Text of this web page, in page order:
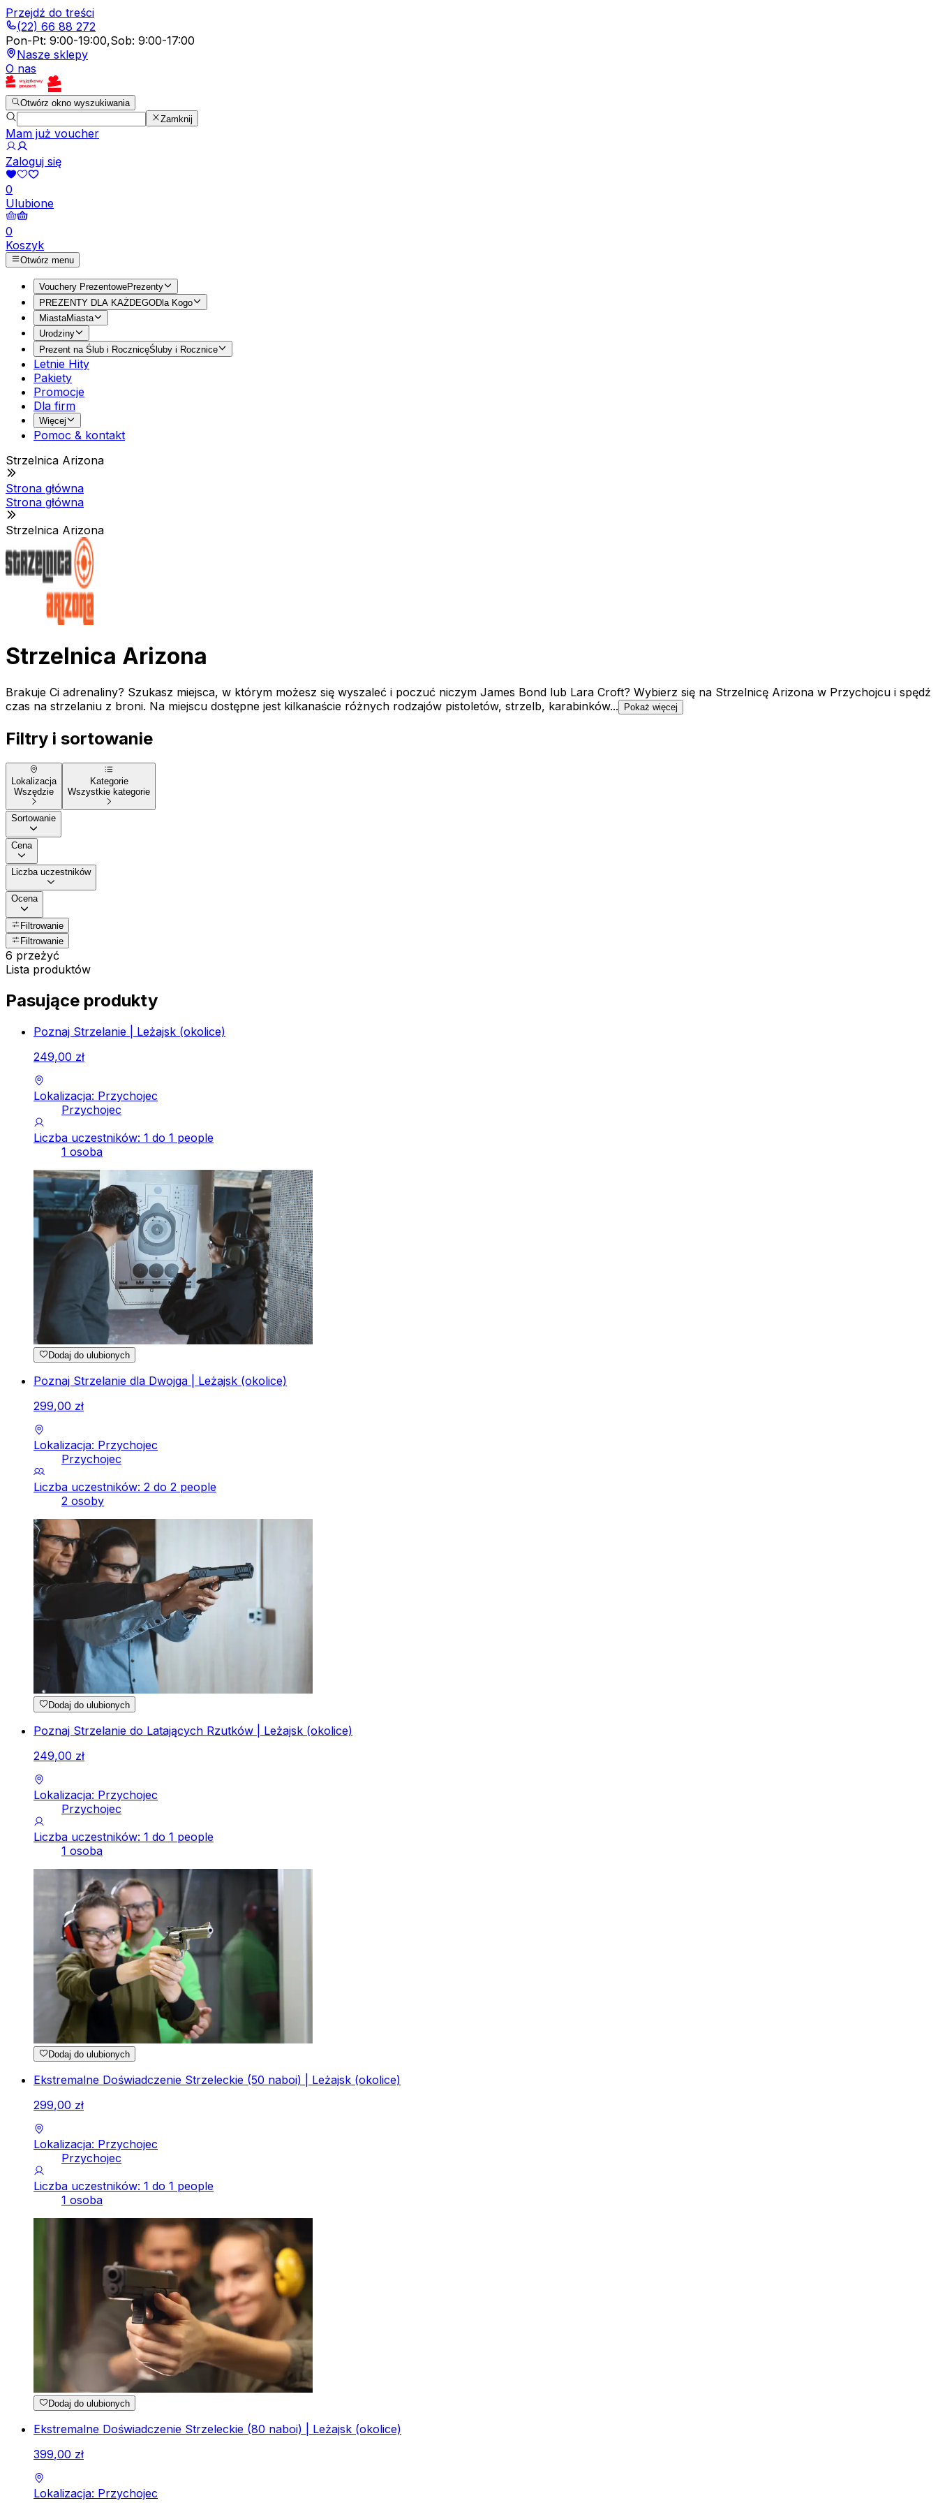
Przejdź do treści
(22) 66 88 272
Pon-Pt: 9:00-19:00,Sob: 9:00-17:00
Nasze sklepy
O nas
Otwórz okno wyszukiwania
Zamknij
Mam już voucher
Zaloguj się
0
Ulubione
0
Koszyk
Otwórz menu
Vouchery PrezentowePrezenty
PREZENTY DLA KAŻDEGODla Kogo
MiastaMiasta
Urodziny
Prezent na Ślub i RocznicęŚluby i Rocznice
Letnie Hity
Pakiety
Promocje
Dla firm
Więcej
Pomoc & kontakt
Strzelnica Arizona
Strona główna
Strona główna
Strzelnica Arizona
Strzelnica Arizona
Brakuje Ci adrenaliny? Szukasz miejsca, w którym możesz się wyszaleć i poczuć niczym James Bond lub Lara Croft? Wybierz się na Strzelnicę Arizona w Przychojcu i spędź
czas na strzelaniu z broni. Na miejscu dostępne jest kilkanaście różnych rodzajów pistoletów, strzelb, karabinków...
Pokaż więcej
Filtry i sortowanie
Lokalizacja
Wszędzie
Kategorie
Wszystkie kategorie
Sortowanie
Cena
Liczba uczestników
Ocena
Filtrowanie
Filtrowanie
6 przeżyć
Lista produktów
Pasujące produkty
Poznaj Strzelanie | Leżajsk (okolice)
249,00 zł
Lokalizacja: Przychojec
Przychojec
Liczba uczestników: 1 do 1 people
1 osoba
Dodaj do ulubionych
Poznaj Strzelanie dla Dwojga | Leżajsk (okolice)
299,00 zł
Lokalizacja: Przychojec
Przychojec
Liczba uczestników: 2 do 2 people
2 osoby
Dodaj do ulubionych
Poznaj Strzelanie do Latających Rzutków | Leżajsk (okolice)
249,00 zł
Lokalizacja: Przychojec
Przychojec
Liczba uczestników: 1 do 1 people
1 osoba
Dodaj do ulubionych
Ekstremalne Doświadczenie Strzeleckie (50 naboi) | Leżajsk (okolice)
299,00 zł
Lokalizacja: Przychojec
Przychojec
Liczba uczestników: 1 do 1 people
1 osoba
Dodaj do ulubionych
Ekstremalne Doświadczenie Strzeleckie (80 naboi) | Leżajsk (okolice)
399,00 zł
Lokalizacja: Przychojec